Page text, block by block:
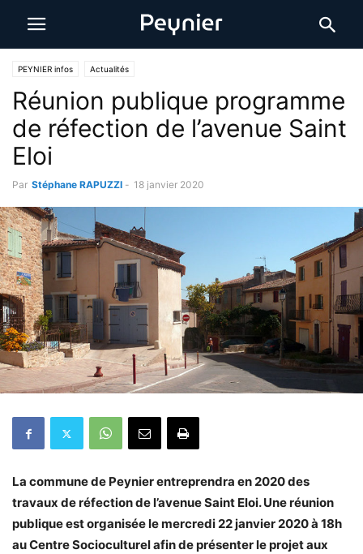
PEYNIER infos Actualités
Réunion publique programme
de réfection de l’avenue Saint
Eloi
Par Stéphane RAPUZZI - 18 janvier 2020
La commune de Peynier entreprendra en 2020 des
travaux de réfection de l’avenue Saint Eloi. Une réunion
publique est organisée le mercredi 22 janvier 2020 à 18h
au Centre Socioculturel afin de présenter le projet aux